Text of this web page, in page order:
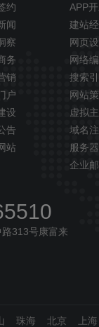
约
闻
察
务
销
户
设
告
站
APP
建站
网页
网络
搜索
网站
虚拟
域名
服务器
企业
313号康富来
山 珠海 北京